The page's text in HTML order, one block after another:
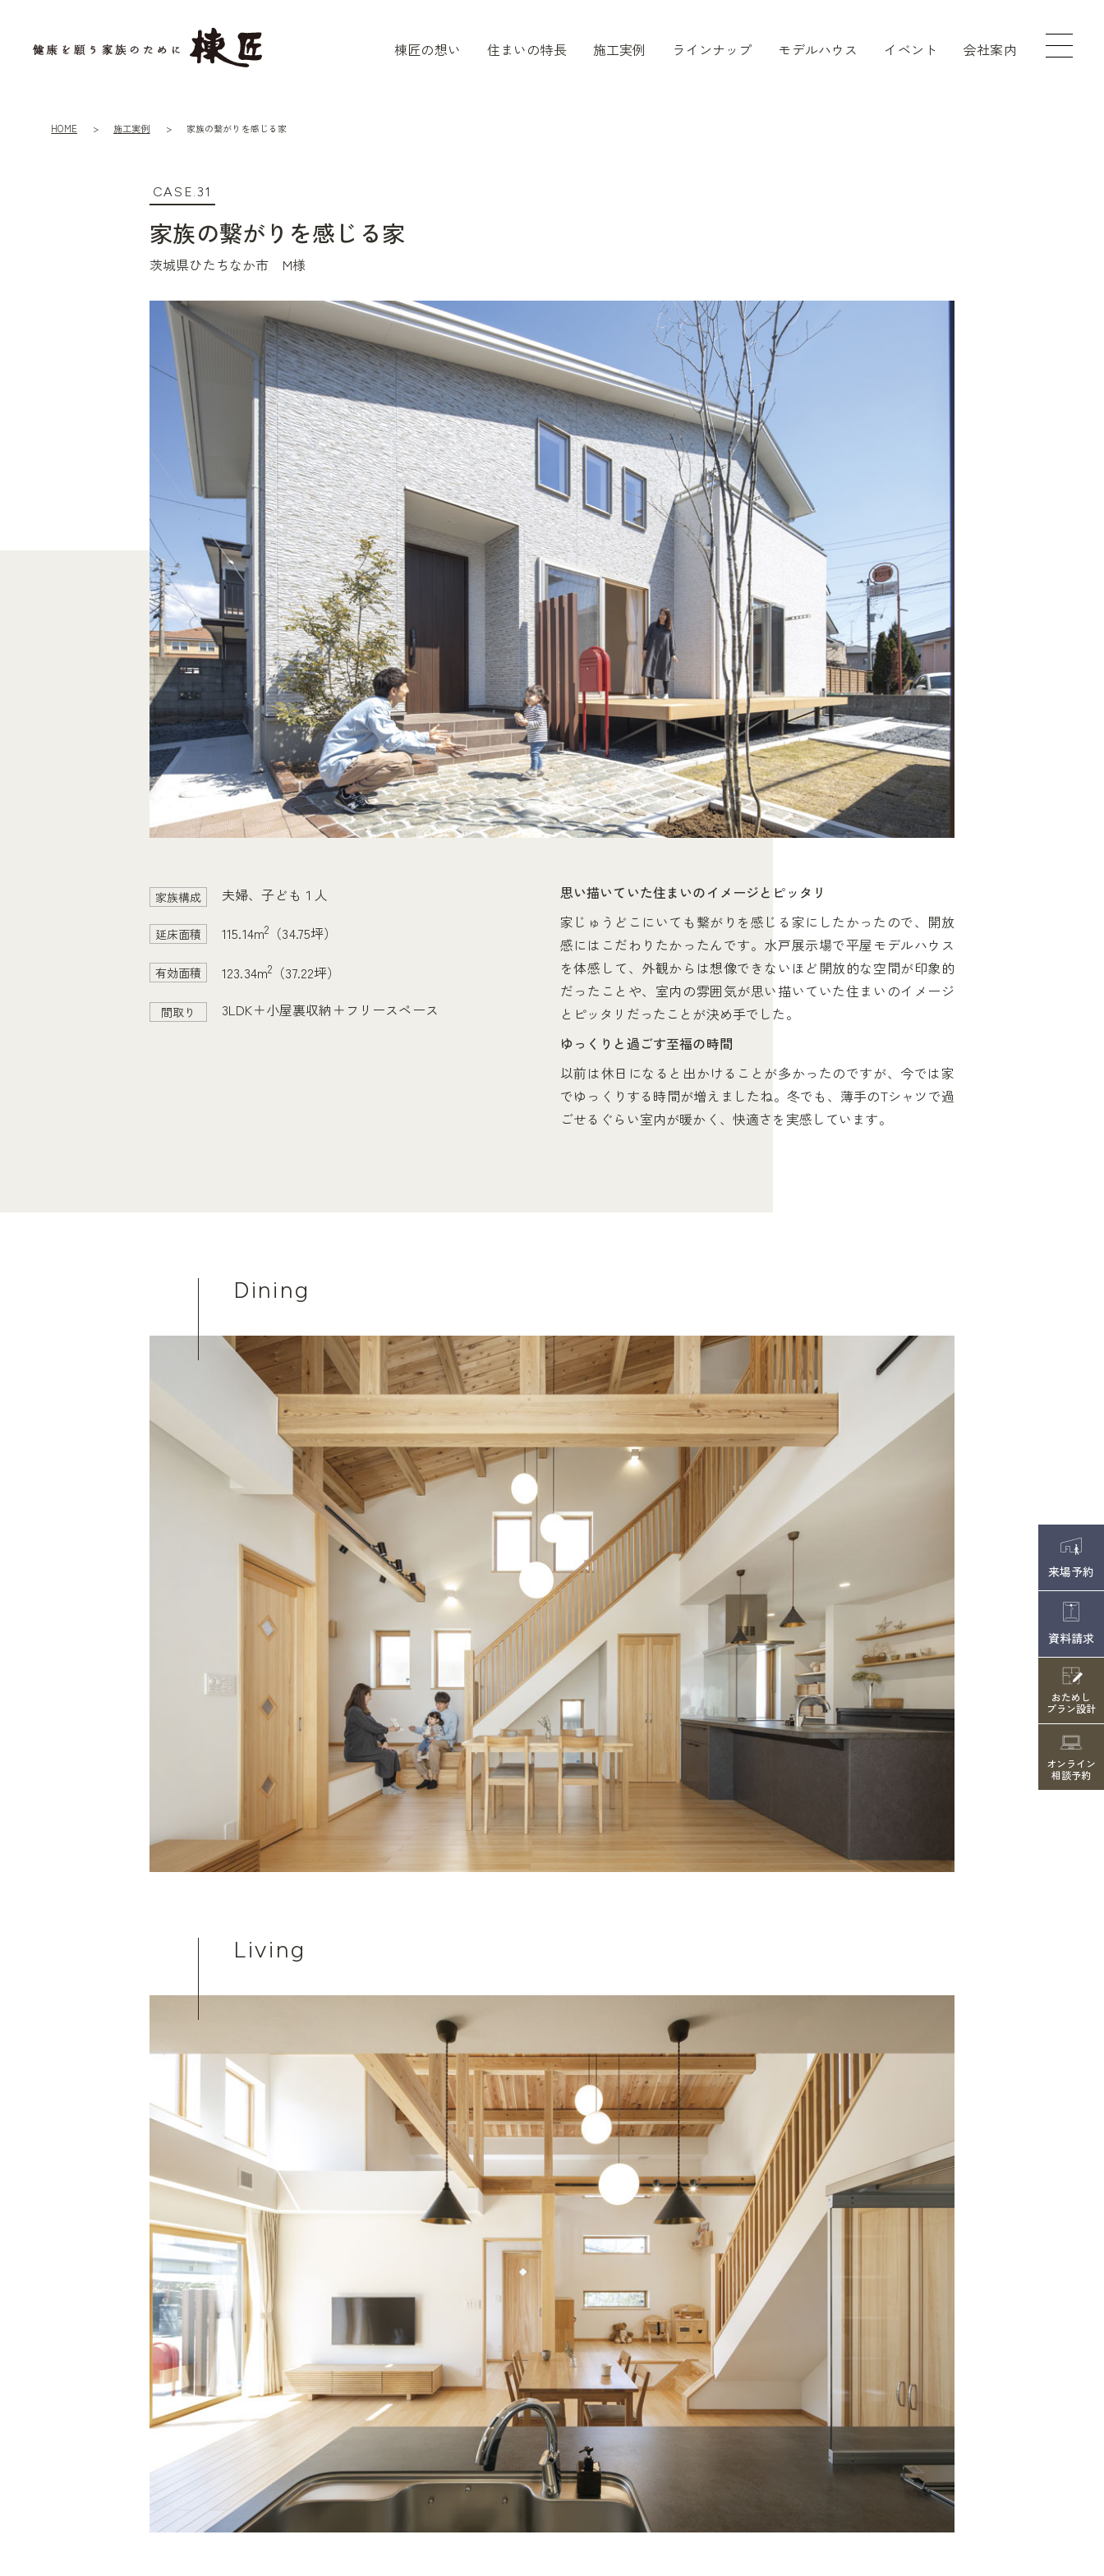
棟匠の想い 住まいの特長 施工実例 ラインナップ モデルハウス イベント 会社案内
HOME 施工実例 家族の繋がりを感じる家
CASE.31
家族の繋がりを感じる家
茨城県ひたちなか市 M様
家族構成 夫婦、子ども１人
延床面積 115.14m2 （34.75坪）
有効面積 123.34m2 （37.22坪）
間取り 3LDK＋小屋裏収納＋フリースペース
思い描いていた住まいのイメージとピッタリ
家じゅうどこにいても繋がりを感じる家にしたかったので、開放
感にはこだわりたかったんです。水戸展示場で平屋モデルハウス
を体感して、外観からは想像できないほど開放的な空間が印象的
だったことや、室内の雰囲気が思い描いていた住まいのイメージ
とピッタリだったことが決め手でした。
ゆっくりと過ごす至福の時間
以前は休日になると出かけることが多かったのですが、今では家
でゆっくりする時間が増えましたね。冬でも、薄手のTシャツで過
ごせるぐらい室内が暖かく、快適さを実感しています。
Dining
Living
来場予約
資料請求
おためし
プラン設計
オンライン
相談予約